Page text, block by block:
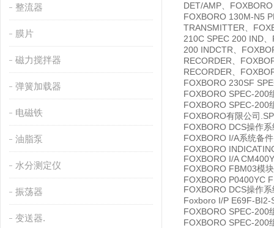
整流器
膜片
磁力搅拌器
弹簧加载器
电磁铁
油脂泵
水分测定仪
振荡器
变送器.
DET/AMP、
FOXBORO 130M-N5
TRANSMITTER、
210C SPEC 200 IND
200 INDCTR、
RECORDER、
RECORDER、
FOXBORO 230SF
FOXBORO SPEC-200
FOXBORO SPEC-200
FOXBORO有限公司
FOXBORO DCS操作
FOXBORO I/A系统备
FOXBORO
FOXBORO I/A
FOXBORO FBM03模
FOXBORO P0400YC
FOXBORO DCS操作
Foxboro I/P E69F-BI2-
FOXBORO SPEC-200
FOXBORO SPEC-200